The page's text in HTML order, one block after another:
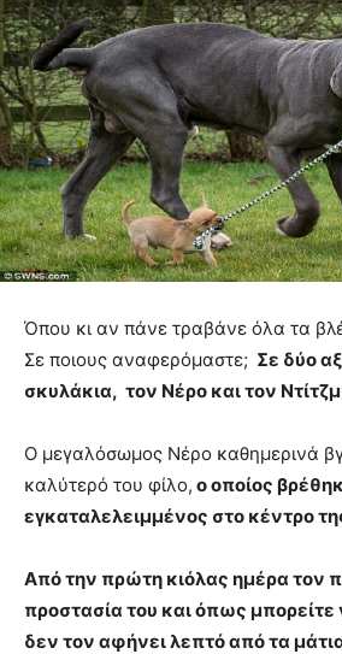
Όπου κι αν πάνε τραβάνε όλα τα
Σε ποιους αναφερόμαστε; Σε δύο
σκυλάκια, τον Νέρο και τον
Ο μεγαλόσωμος Νέρο καθημερινά
καλύτερό του φίλο, ο οποίος
εγκαταλελειμμένος στο κέντρο
Από την πρώτη κιόλας ημέρα τον
προστασία του και όπως μπορείτε
δεν τον αφήνει λεπτό από τα